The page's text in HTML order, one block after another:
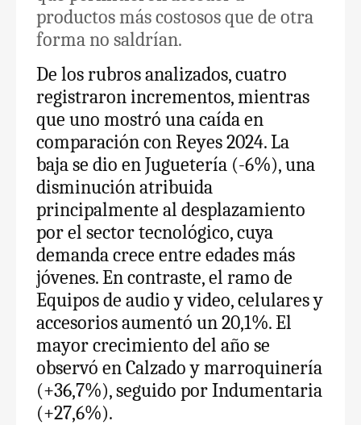
productos más costosos que de otra
forma no saldrían.
De los rubros analizados, cuatro
registraron incrementos, mientras
que uno mostró una caída en
comparación con Reyes 2024. La
baja se dio en Juguetería (-6%), una
disminución atribuida
principalmente al desplazamiento
por el sector tecnológico, cuya
demanda crece entre edades más
jóvenes. En contraste, el ramo de
Equipos de audio y video, celulares y
accesorios aumentó un 20,1%. El
mayor crecimiento del año se
observó en Calzado y marroquinería
(+36,7%), seguido por Indumentaria
(+27,6%).